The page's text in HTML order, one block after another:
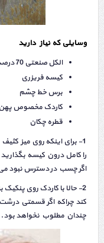
وسایلی که نیاز دارید
الکل صنعتی 70 درصد
کیسه فریزری
برس خط چشم
کاردک مخصوص پهن
قطره چکان
1- برای اینکه روی میز
را کامل درون کیسه
اگر چسب در دسترس نبود
2- حالا با کاردک روی
کند چراکه اگر قسمتی
چندان مطلوب نخواهد بود.